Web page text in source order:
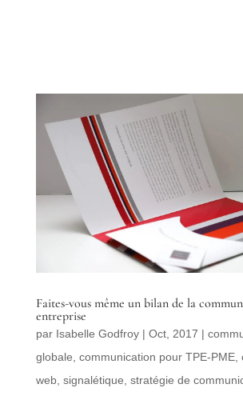
Faites-vous même un bilan de la
entreprise
par Isabelle Godfroy| Oct, 2017 |
globale communication pour TPE-PME,
web, signalétique stratégie de